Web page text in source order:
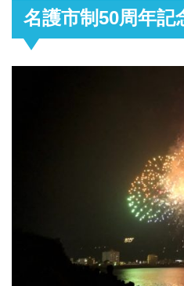
名護市制50周年記